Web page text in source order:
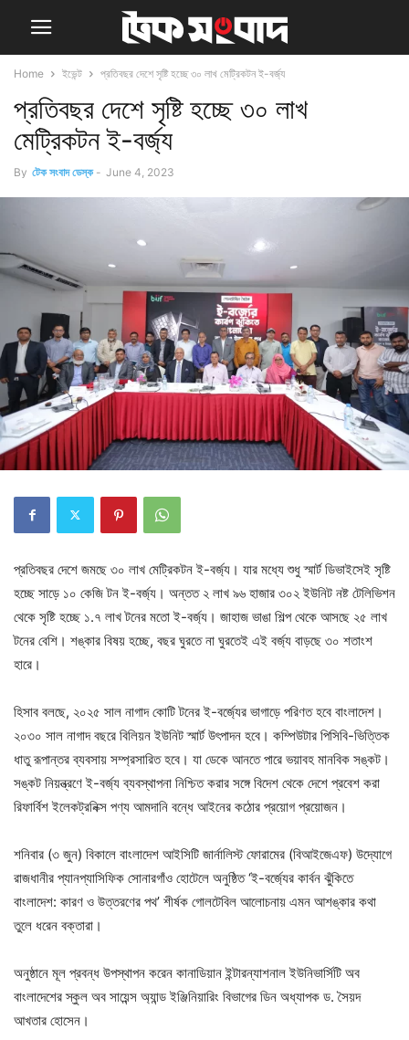
Home ইভেন্ট প্রতিবছর দেশে সৃষ্টি হচ্ছে ৩০ লাখ মেট্রিকটন ই-বর্জ্য
প্রতিবছর দেশে সৃষ্টি হচ্ছে ৩০ লাখ
মেট্রিকটন ই-বর্জ্য
By টেক সংবাদ ডেস্ক - June 4, 2023
প্রতিবছর দেশে জমছে ৩০ লাখ মেট্রিকটন ই-বর্জ্য। যার মধ্যে শুধু স্মার্ট ডিভাইসেই সৃষ্টি
হচ্ছে সাড়ে ১০ কেজি টন ই-বর্জ্য। অন্তত ২ লাখ ৯৬ হাজার ৩০২ ইউনিট নষ্ট টেলিভিশন
থেকে সৃষ্টি হচ্ছে ১.৭ লাখ টনের মতো ই-বর্জ্য। জাহাজ ভাঙা শিল্প থেকে আসছে ২৫ লাখ
টনের বেশি। শঙ্কার বিষয় হচ্ছে, বছর ঘুরতে না ঘুরতেই এই বর্জ্য বাড়ছে ৩০ শতাংশ
হারে।
হিসাব বলছে, ২০২৫ সাল নাগাদ কোটি টনের ই-বর্জ্যের ভাগাড়ে পরিণত হবে বাংলাদেশ।
২০৩০ সাল নাগাদ বছরে বিলিয়ন ইউনিট স্মার্ট উৎপাদন হবে। কম্পিউটার পিসিবি-ভিত্তিক
ধাতু রূপান্তর ব্যবসায় সম্প্রসারিত হবে। যা ডেকে আনতে পারে ভয়াবহ মানবিক সঙ্কট।
সঙ্কট নিয়ন্ত্রণে ই-বর্জ্য ব্যবস্থাপনা নিশ্চিত করার সঙ্গে বিদেশ থেকে দেশে প্রবেশ করা
রিফার্বিশ ইলেকট্রনিক্স পণ্য আমদানি বন্ধে আইনের কঠোর প্রয়োগ প্রয়োজন।
শনিবার (৩ জুন) বিকালে বাংলাদেশ আইসিটি জার্নালিস্ট ফোরামের (বিআইজেএফ) উদ্যোগে
রাজধানীর প্যানপ্যাসিফিক সোনারগাঁও হোটেলে অনুষ্ঠিত ‘ই-বর্জ্যের কার্বন ঝুঁকিতে
বাংলাদেশ: কারণ ও উত্তরণের পথ’ শীর্ষক গোলটেবিল আলোচনায় এমন আশঙ্কার কথা
তুলে ধরেন বক্তারা।
অনুষ্ঠানে মূল প্রবন্ধ উপস্থাপন করেন কানাডিয়ান ইন্টারন্যাশনাল ইউনিভার্সিটি অব
বাংলাদেশের স্কুল অব সায়েন্স অ্যান্ড ইঞ্জিনিয়ারিং বিভাগের ডিন অধ্যাপক ড. সৈয়দ
আখতার হোসেন।